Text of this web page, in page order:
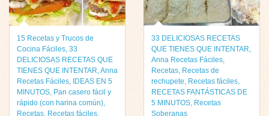
15 Recetas y Trucos de
Cocina Fáciles, 33
DELICIOSAS RECETAS QUE
TIENES QUE INTENTAR,Anna
Recetas Fáciles, IDEAS EN 5
MINUTOS, Pan casero fácil y
rápido (con harina común),
Recetas, Recetas fáciles,
33 DELICIOSAS RECETAS
QUE TIENES QUE INTENTAR,
Anna Recetas Fáciles,
Recetas, Recetas de
rechupete, Recetas fáciles,
RECETAS FANTÁSTICAS DE
5 MINUTOS, Recetas
Soberanas